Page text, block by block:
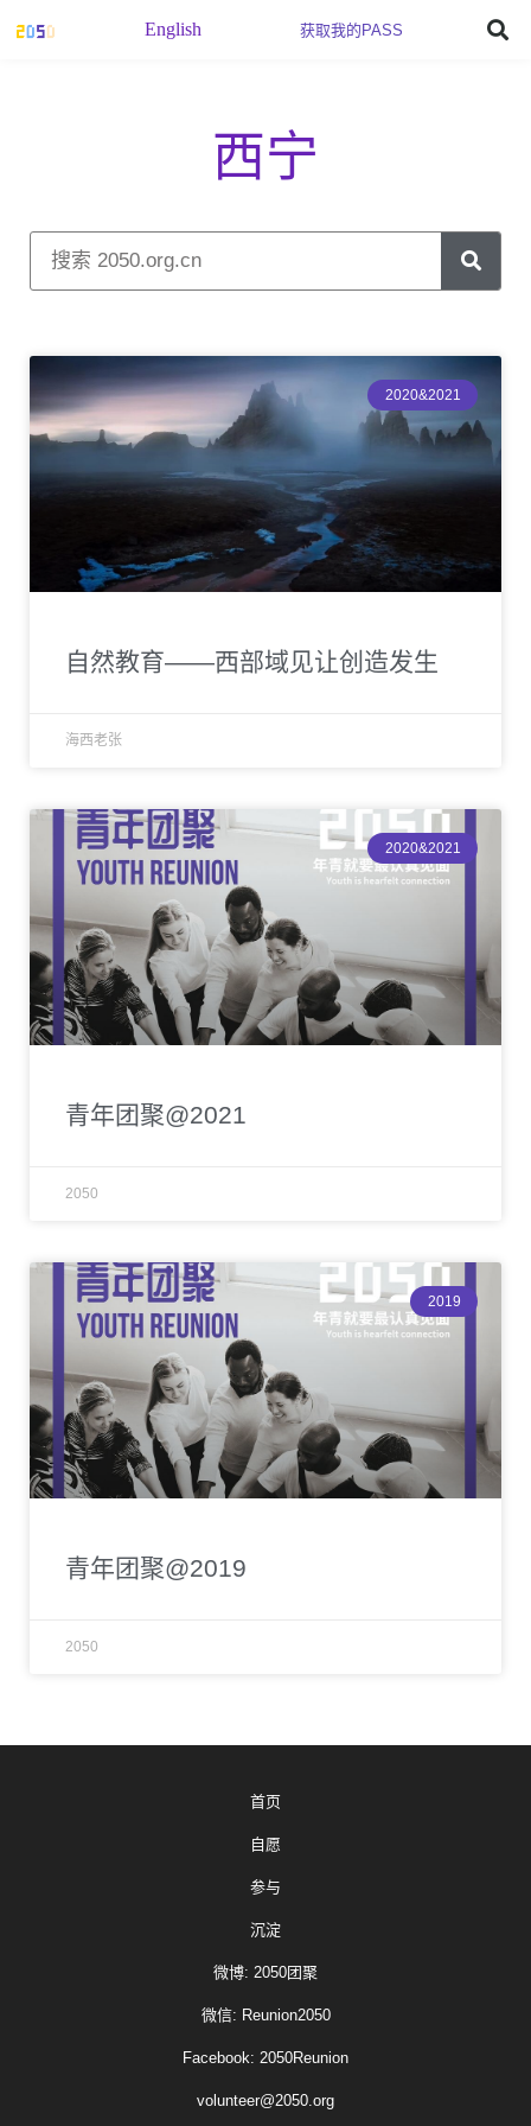
English 获取我的PASS
西宁
2020&2021
自然教育——西部域见让创造发生
海西老张
2020&2021
青年团聚@2021
2050
2019
青年团聚@2019
2050
首页
自愿
参与
沉淀
微博: 2050团聚
微信: Reunion2050
Facebook: 2050Reunion
volunteer@2050.org